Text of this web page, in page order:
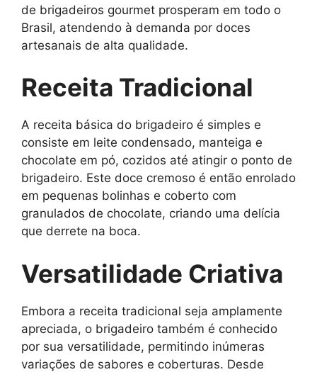
de brigadeiros gourmet prosperam em todo o
Brasil, atendendo à demanda por doces
artesanais de alta qualidade.
Receita Tradicional
A receita básica do brigadeiro é simples e
consiste em leite condensado, manteiga e
chocolate em pó, cozidos até atingir o ponto de
brigadeiro. Este doce cremoso é então enrolado
em pequenas bolinhas e coberto com
granulados de chocolate, criando uma delícia
que derrete na boca.
Versatilidade Criativa
Embora a receita tradicional seja amplamente
apreciada, o brigadeiro também é conhecido
por sua versatilidade, permitindo inúmeras
variações de sabores e coberturas. Desde